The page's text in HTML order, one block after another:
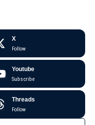
X
Follow
Youtube
Subscribe
Threads
Follow